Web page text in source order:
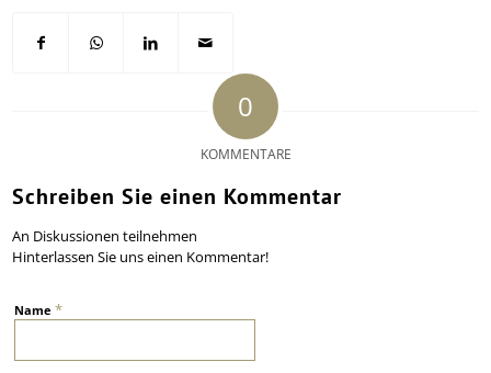
0
KOMMENTARE
Schreiben Sie einen Kommentar
An Diskussionen teilnehmen
Hinterlassen Sie uns einen Kommentar!
Name*